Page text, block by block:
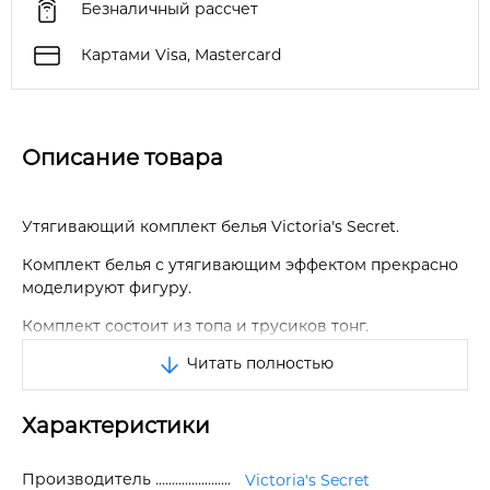
Безналичный рассчет
Картами Visa, Mastercard
Описание товара
Утягивающий комплект белья Victoria's Secret.
Комплект белья с утягивающим эффектом прекрасно
моделируют фигуру.
Комплект состоит из топа и трусиков тонг.
Топ с мягкими чашечками обеспечивает безупречный
и гладкий результат.
Контурные швы подчеркивают вашу фигуру.
Читать полностью
Характеристики
Производитель
Victoria's Secret